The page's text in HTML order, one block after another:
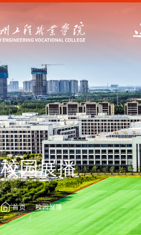
校园展播
首页 校园展播